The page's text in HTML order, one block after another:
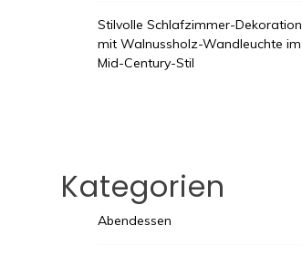
Stilvolle Schlafzimmer-Dekoration
mit Walnussholz-Wandleuchte im
Mid-Century-Stil
Kategorien
Abendessen